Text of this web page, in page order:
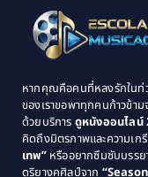
1995
1993
1989
1987
1985
หากคุณคือคนที่หลงรักในท่ว
ของเราขอพาทุกคนก้าวข้า
ด้วยบริการ ดูหนังออนไลน์
คิดถึงมิตรภาพและความเก
เทพ”หรืออยากซึมซับบรรย
ดุริยางคศิลป์จาก